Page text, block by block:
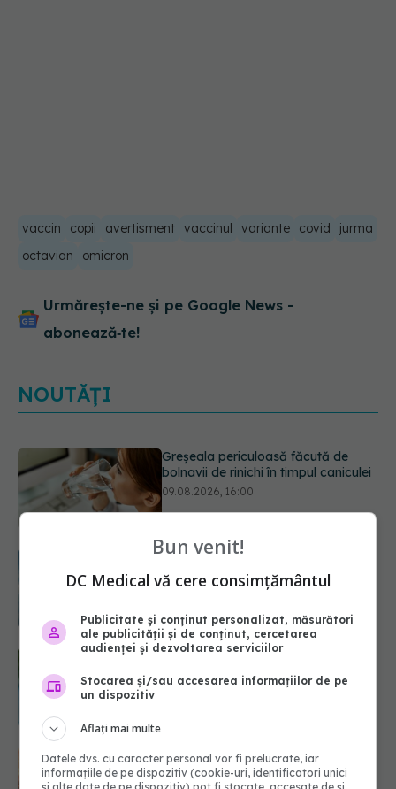
vaccin copii avertisment vaccinul variante covid
jurma
octavian
omicron
Urmărește-ne și pe Google News -
abonează‑te!
NOUTĂȚI
Cum alegem alimentele pe timp de
caniculă. Recomandările
specialiștilor
Adevărul despre diabetul de tip 2:
ce greșeli fac majoritatea oamenilor.
5 mituri demontate de medici
Cancerul s-a extins la oase și nu
înrăutățit. Fiul său dezvăluie cât de
Prof. univ. dr. Cătălina Poiană (CMR),
avertisment după ambulanța
Bun venit!
DC Medical vă cere consimțământul
Publicitate și conținut personalizat, măsurători
ale publicității și de conținut, cercetarea
audienței și dezvoltarea serviciilor
Stocarea și/sau accesarea informațiilor de pe
un dispozitiv
Aflați mai multe
Datele dvs. cu caracter personal vor fi prelucrate, iar
informațiile de pe dispozitiv (cookie-uri, identificatori unici